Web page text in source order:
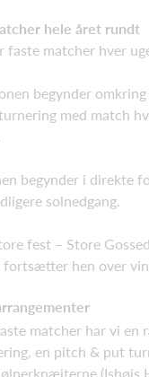
hele året rundt
faste matcher hver
begynder
med match
begynder i direkte
solnedgang.
fest – Store
hen over
matcher har vi en
en pitch & put
(Ishøjs